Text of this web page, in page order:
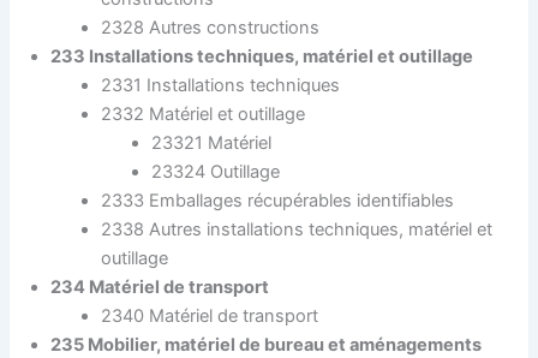
2328 Autres constructions
233 Installations techniques, matériel et outillage
2331 Installations techniques
2332 Matériel et outillage
23321 Matériel
23324 Outillage
2333 Emballages récupérables identifiables
2338 Autres installations techniques, matériel et
outillage
234 Matériel de transport
2340 Matériel de transport
235 Mobilier, matériel de bureau et aménagements